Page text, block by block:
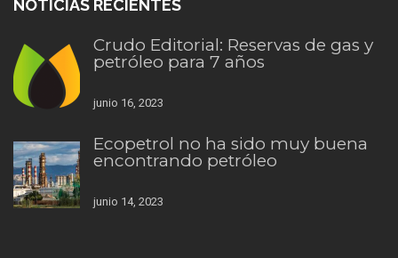
NOTICIAS RECIENTES
Crudo Editorial: Reservas de gas y
petróleo para 7 años
junio 16, 2023
Ecopetrol no ha sido muy buena
encontrando petróleo
junio 14, 2023